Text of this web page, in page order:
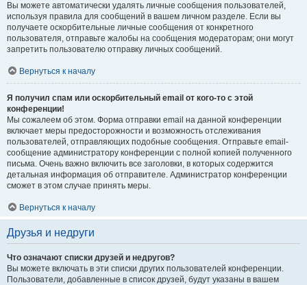
Вы можете автоматически удалять личные сообщения пользователей,
используя правила для сообщений в вашем личном разделе. Если вы
получаете оскорбительные личные сообщения от конкретного
пользователя, отправьте жалобы на сообщения модераторам; они могут
запретить пользователю отправку личных сообщений.
Вернуться к началу
Я получил спам или оскорбительный email от кого-то с этой
конференции!
Мы сожалеем об этом. Форма отправки email на данной конференции
включает меры предосторожности и возможность отслеживания
пользователей, отправляющих подобные сообщения. Отправьте email-
сообщение администратору конференции с полной копией полученного
письма. Очень важно включить все заголовки, в которых содержится
детальная информация об отправителе. Администратор конференции
сможет в этом случае принять меры.
Вернуться к началу
Друзья и недруги
Что означают списки друзей и недругов?
Вы можете включать в эти списки других пользователей конференции.
Пользователи, добавленные в список друзей, будут указаны в вашем